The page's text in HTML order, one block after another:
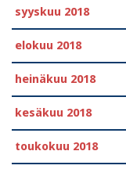
syyskuu 2018
elokuu 2018
heinäkuu 2018
kesäkuu 2018
toukokuu 2018